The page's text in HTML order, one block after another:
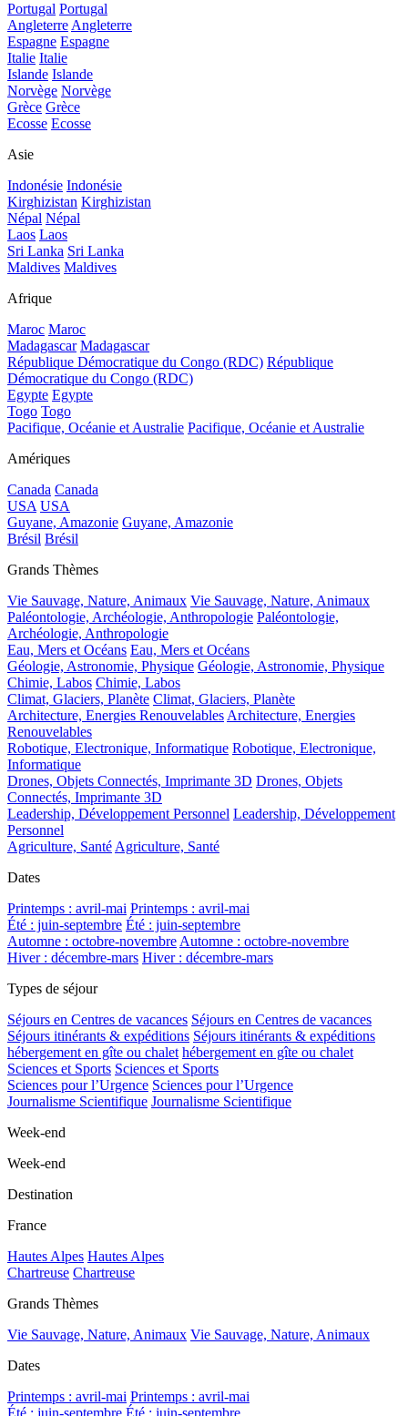
Portugal Portugal
AngleterreAngleterre
Espagne Espagne
Italie Italie
Islande Islande
Norvège Norvège
Grèce Grèce
Ecosse Ecosse
Asie
Indonésie Indonésie
Kirghizistan Kirghizistan
Népal Népal
Laos Laos
Sri Lanka Sri Lanka
Maldives Maldives
Afrique
Maroc Maroc
Madagascar Madagascar
République Démocratique du Congo (RDC) République
Démocratique du Congo (RDC)
Egypte Egypte
Togo Togo
Pacifique, Océanie et Australie Pacifique, Océanie et Australie
Amériques
Canada Canada
USA USA
Guyane, Amazonie Guyane, Amazonie
Brésil Brésil
Grands Thèmes
Vie Sauvage, Nature, Animaux Vie Sauvage, Nature, Animaux
Paléontologie, Archéologie, Anthropologie Paléontologie,
Archéologie, Anthropologie
Eau, Mers et Océans Eau, Mers et Océans
Géologie, Astronomie, Physique Géologie, Astronomie, Physique
Chimie, Labos Chimie, Labos
Climat, Glaciers, Planète Climat, Glaciers, Planète
Architecture, Energies RenouvelablesArchitecture, Energies
Renouvelables
Robotique, Electronique, Informatique Robotique, Electronique,
Informatique
Drones, Objets Connectés, Imprimante 3D Drones, Objets
Connectés, Imprimante 3D
Leadership, Développement Personnel Leadership, Développement
Personnel
Agriculture, SantéAgriculture, Santé
Dates
Printemps : avril-mai Printemps : avril-mai
Été : juin-septembre Été : juin-septembre
Automne : octobre-novembreAutomne : octobre-novembre
Hiver : décembre-mars Hiver : décembre-mars
Types de séjour
Séjours en Centres de vacances Séjours en Centres de vacances
Séjours itinérants & expéditions Séjours itinérants & expéditions
hébergement en gîte ou chalet hébergement en gîte ou chalet
Sciences et Sports Sciences et Sports
Sciences pour l’Urgence Sciences pour l’Urgence
Journalisme Scientifique Journalisme Scientifique
Week-end
Week-end
Destination
France
Hautes Alpes Hautes Alpes
Chartreuse Chartreuse
Grands Thèmes
Vie Sauvage, Nature, Animaux Vie Sauvage, Nature, Animaux
Dates
Printemps : avril-mai Printemps : avril-mai